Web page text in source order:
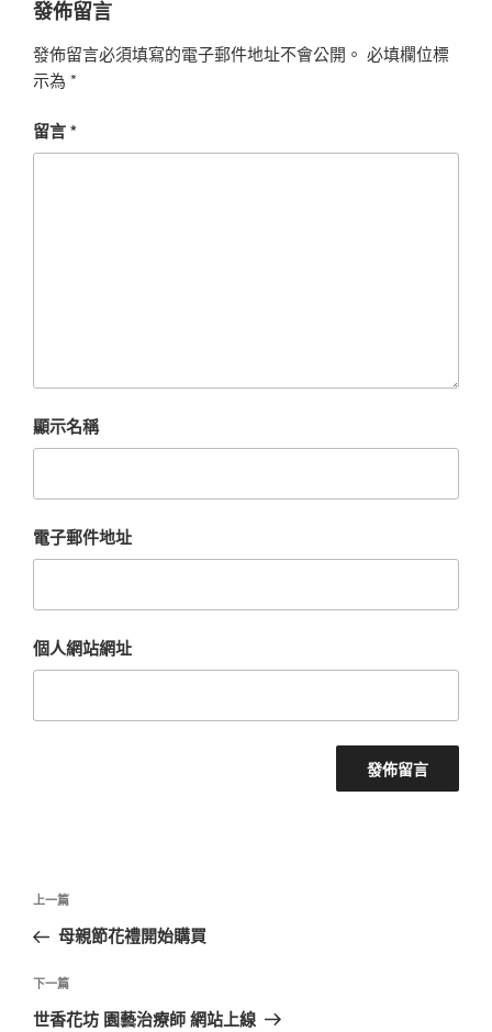
發佈留言
發佈留言必須填寫的電子郵件地址不會公開。 必填欄位標
示為 *
留言*
顯示名稱
電子郵件地址
個人網站網址
文
導
覽
上
一
文
章
上一篇
母親節花禮開始購買
下
一
下一篇
世香花坊 園藝治療師 網站上線